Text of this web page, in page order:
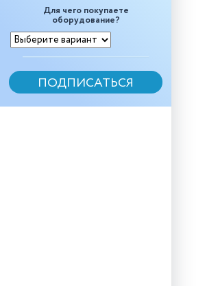
Для чего покупаете
оборудование?